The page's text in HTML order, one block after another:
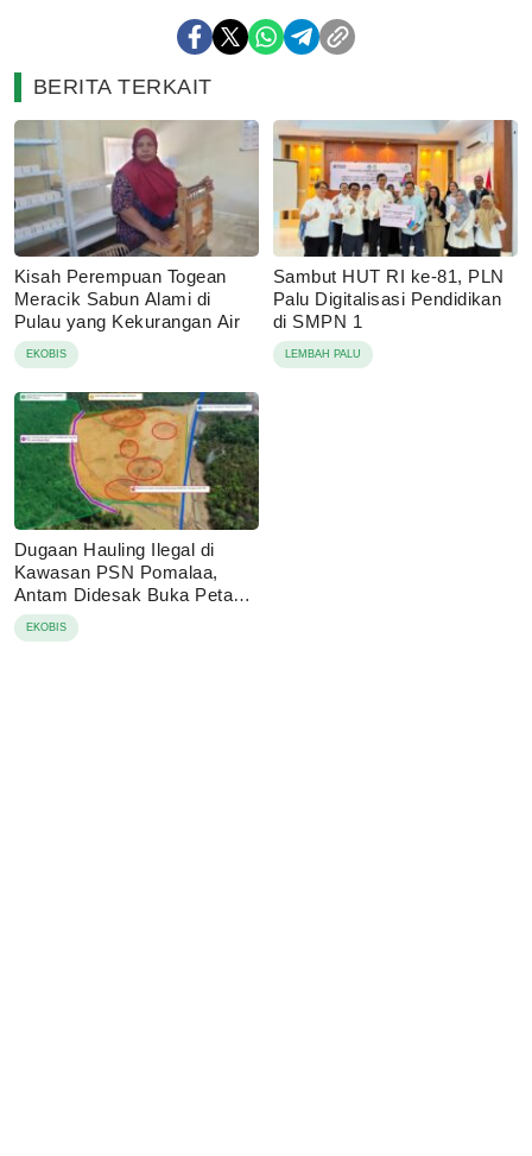
BERITA TERKAIT
Kisah Perempuan Togean
Meracik Sabun Alami di
Pulau yang Kekurangan Air
EKOBIS
Sambut HUT RI ke-81, PLN
Palu Digitalisasi Pendidikan
di SMPN 1
LEMBAH PALU
Dugaan Hauling Ilegal di
Kawasan PSN Pomalaa,
Antam Didesak Buka Peta
IUP
EKOBIS